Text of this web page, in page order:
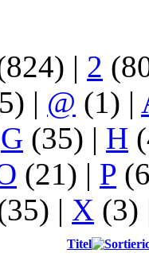
| 2
| @ (1) |
G (35) | H
(21) | P
| X (3)
Titel